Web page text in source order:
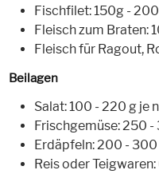
Fischfilet: 150g -
Fleisch zum Braten:
Fleisch für Ragout,
Beilagen
Salat: 100 - 220 g je
Frischgemüse: 250 -
Erdäpfeln: 200 - 300
Reis oder